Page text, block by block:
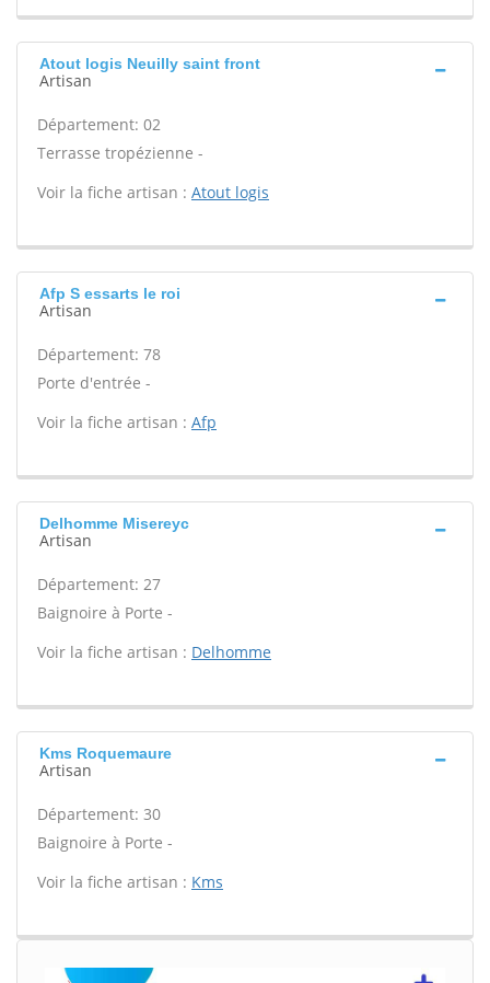
Atout logis Neuilly saint front
Artisan
Département: 02
Terrasse tropézienne -
Voir la fiche artisan : Atout logis
Afp S essarts le roi
Artisan
Département: 78
Porte d'entrée -
Voir la fiche artisan : Afp
Delhomme Misereyc
Artisan
Département: 27
Baignoire à Porte -
Voir la fiche artisan : Delhomme
Kms Roquemaure
Artisan
Département: 30
Baignoire à Porte -
Voir la fiche artisan : Kms